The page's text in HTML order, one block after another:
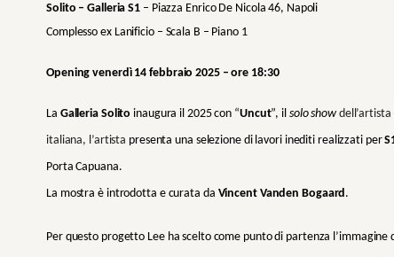
Solito – Galleria S1 – Piazza Enrico De Nicola 46, Napoli
Complesso ex Lanificio – Scala B – Piano 1
Opening venerdì 14 febbraio 2025 – ore 18:30
La Galleria Solito inaugura il 2025 con “Uncut”, il solo show
italiana, l’artista presentauna selezione di lavori inediti realizzati per
Porta Capuana.
La mostra è introdotta e curata da Vincent Vanden Bogaard.
Per questo progetto Lee ha scelto come punto di partenza